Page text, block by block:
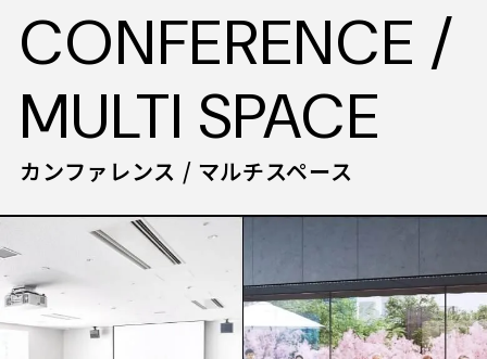
EVENT CAMPAIGN
イベント&
REPORT 活動事例
実績レポート
共創事例
ABO UT JAM BASEを知る
JAM BASEについて
CONFERENCE /
MULTI SPACE
カンファレンス / マルチスペース